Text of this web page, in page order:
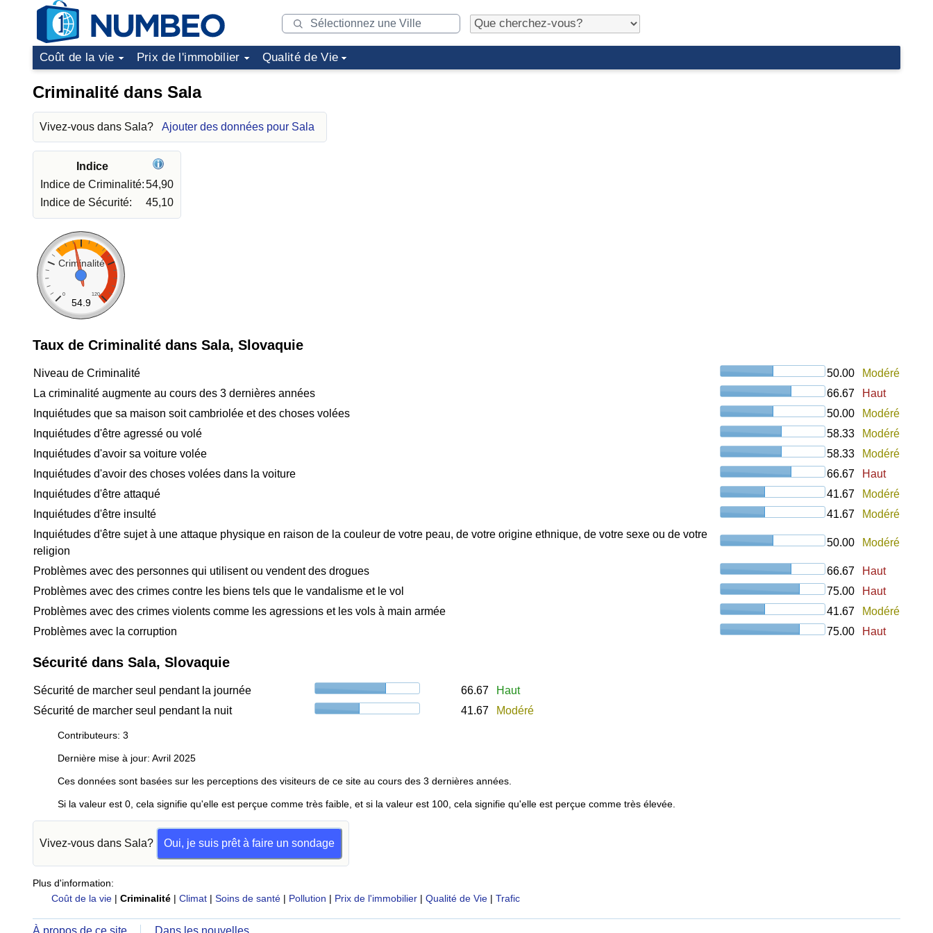
Coût de la vie Prix de l'immobilier Qualité de Vie
Criminalité dans Sala
Vivez-vous dans Sala? Ajouter des données pour Sala
Indice
Indice de Criminalité:54,90
Indice de Sécurité:
45,10
Criminalité
0 120
54.9
Taux de Criminalité dans Sala, Slovaquie
Niveau de Criminalité 50.00
Modéré
La criminalité augmente au cours des 3 dernières années
66.67
Haut
Inquiétudes que sa maison soit cambriolée et des choses volées
50.00
Modéré
Inquiétudes d'être agressé ou volé
58.33
Modéré
Inquiétudes d'avoir sa voiture volée
58.33
Modéré
Inquiétudes d'avoir des choses volées dans la voiture
66.67
Haut
Inquiétudes d'être attaqué
41.67
Modéré
Inquiétudes d'être insulté
41.67
Modéré
Inquiétudes d'être sujet à une attaque physique en raison de la couleur de votre peau, de votre origine ethnique, de votre sexe ou de votre
religion
50.00 Modéré
Problèmes avec des personnes qui utilisent ou vendent des drogues 66.67
Haut
Problèmes avec des crimes contre les biens tels que le vandalisme et le vol
75.00
Haut
Problèmes avec des crimes violents comme les agressions et les vols à main armée
41.67
Modéré
Problèmes avec la corruption
75.00 Haut
Sécurité dans Sala, Slovaquie
Sécurité de marcher seul pendant la journée 66.67
Haut
Sécurité de marcher seul pendant la nuit
41.67 Modéré
Contributeurs: 3
Dernière mise à jour: Avril 2025
Ces données sont basées sur les perceptions des visiteurs de ce site au cours des 3 dernières années.
Si la valeur est 0, cela signifie qu'elle est perçue comme très faible, et si la valeur est 100, cela signifie qu'elle est perçue comme très élevée.
Vivez-vous dans Sala? Oui, je suis prêt à faire un sondage
Plus d'information:
Coût de la vie | Criminalité | Climat | Soins de santé | Pollution | Prix de l'immobilier | Qualité de Vie | Trafic
À propos de ce site Dans les nouvelles